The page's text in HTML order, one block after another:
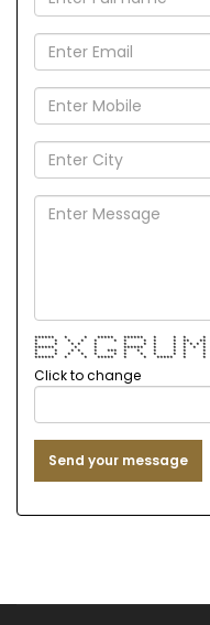
****** * * ***** ****** * * * *
* * * * * * * * * * ** **
* * * * * * * * * * * * *
****** * * ****** * * * * *
* * * * * *** * * * * * *
* * * * * * * * * * * *
****** * * ***** * * ***** * *
Click to change
Send your message